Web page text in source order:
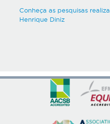
Conheça as pesquisas
Henrique Diniz